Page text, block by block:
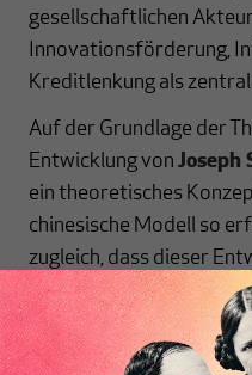
gesellschaftlichen
Innovationsförderung,
Kreditlenkung als
Auf der Grundlage der
Entwicklung von Joseph
ein theoretisches
chinesische Modell so
zugleich, dass dieser
war, sondern in Etappen
nachholenden,
Wachstumsstrategie bis